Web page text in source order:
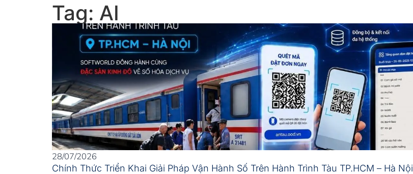
Tag: AI
28/07/2026
Chính Thức Triển Khai Giải Pháp Vận Hành Số Trên Hành Trình Tàu TP.HCM – Hà Nội